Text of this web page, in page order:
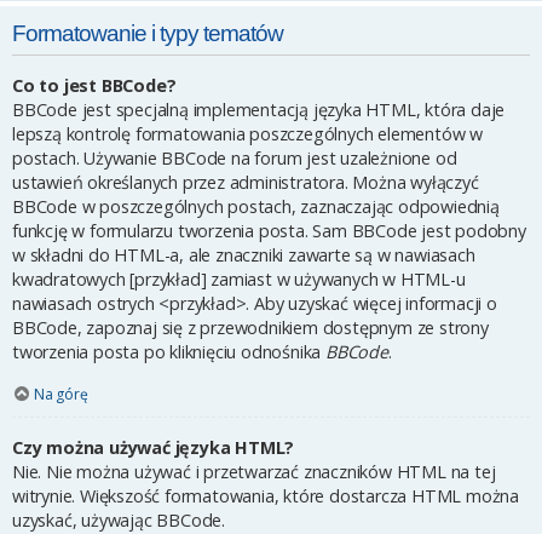
Formatowanie i typy tematów
Co to jest BBCode?
BBCode jest specjalną implementacją języka HTML, która daje
lepszą kontrolę formatowania poszczególnych elementów w
postach. Używanie BBCode na forum jest uzależnione od
ustawień określanych przez administratora. Można wyłączyć
BBCode w poszczególnych postach, zaznaczając odpowiednią
funkcję w formularzu tworzenia posta. Sam BBCode jest podobny
w składni do HTML-a, ale znaczniki zawarte są w nawiasach
kwadratowych [przykład] zamiast w używanych w HTML-u
nawiasach ostrych <przykład>. Aby uzyskać więcej informacji o
BBCode, zapoznaj się z przewodnikiem dostępnym ze strony
tworzenia posta po kliknięciu odnośnika BBCode.
Na górę
Czy można używać języka HTML?
Nie. Nie można używać i przetwarzać znaczników HTML na tej
witrynie. Większość formatowania, które dostarcza HTML można
uzyskać, używając BBCode.